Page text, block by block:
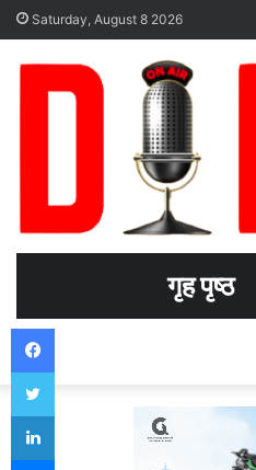
Saturday, August 8 2026
गृह पृष्ठ